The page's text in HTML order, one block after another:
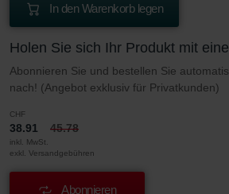
In den Warenkorb legen
Holen Sie sich Ihr Produkt mit
Abonnieren Sie und bestellen Sie
nach! (Angebot exklusiv für Privatkunden)
CHF
38.91 45.78
inkl. MwSt.
exkl. Versandgebühren
Abonnieren